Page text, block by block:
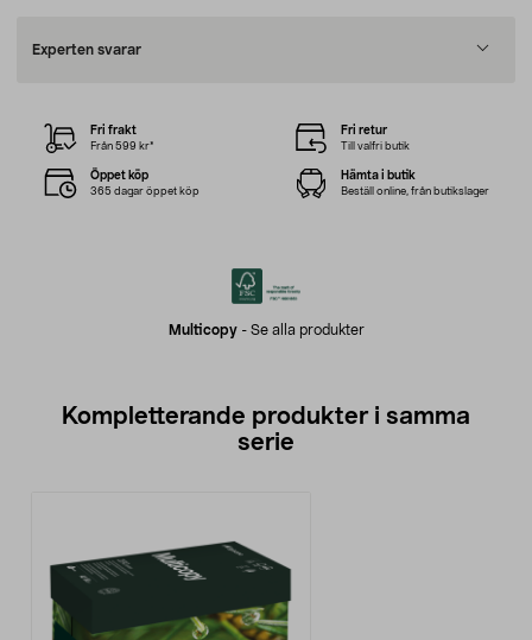
Experten svarar
Multicopy- Se alla produkter
Fri frakt
Från 599 kr*
Fri retur
Till valfri butik
Öppet köp
365 dagar öppet köp
Hämta i butik
Beställ online, från butikslager
Kompletterande produkter i samma
serie